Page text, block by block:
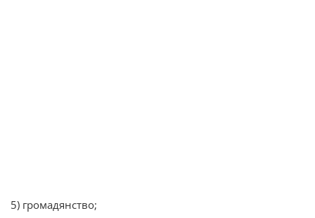
5) громадянство;